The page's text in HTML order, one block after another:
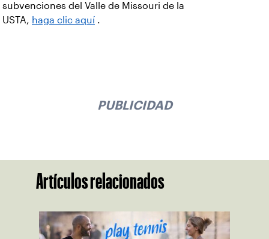
subvenciones del Valle de Missouri de la
USTA, haga clic aquí .
PUBLICIDAD
Artículos relacionados